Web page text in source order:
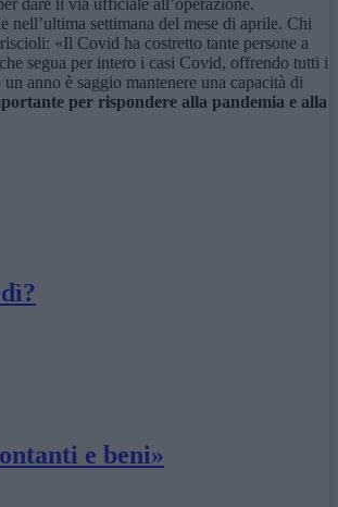
settimana del mese di aprile. Chi
«Il Covid ha costretto tante persone a
segua per intero i casi Covid, offrendo tutti i
anno è saggio mantenere una capacità di
per rispondere alla pandemia e alla
e beni»